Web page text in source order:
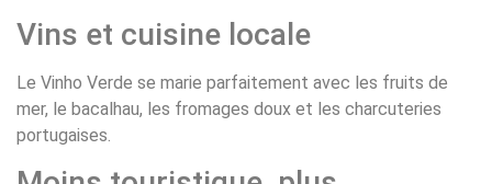
Vins et cuisine locale
Le Vinho Verde se marie parfaitement avec les fruits de
mer, le bacalhau, les fromages doux et les charcuteries
portugaises.